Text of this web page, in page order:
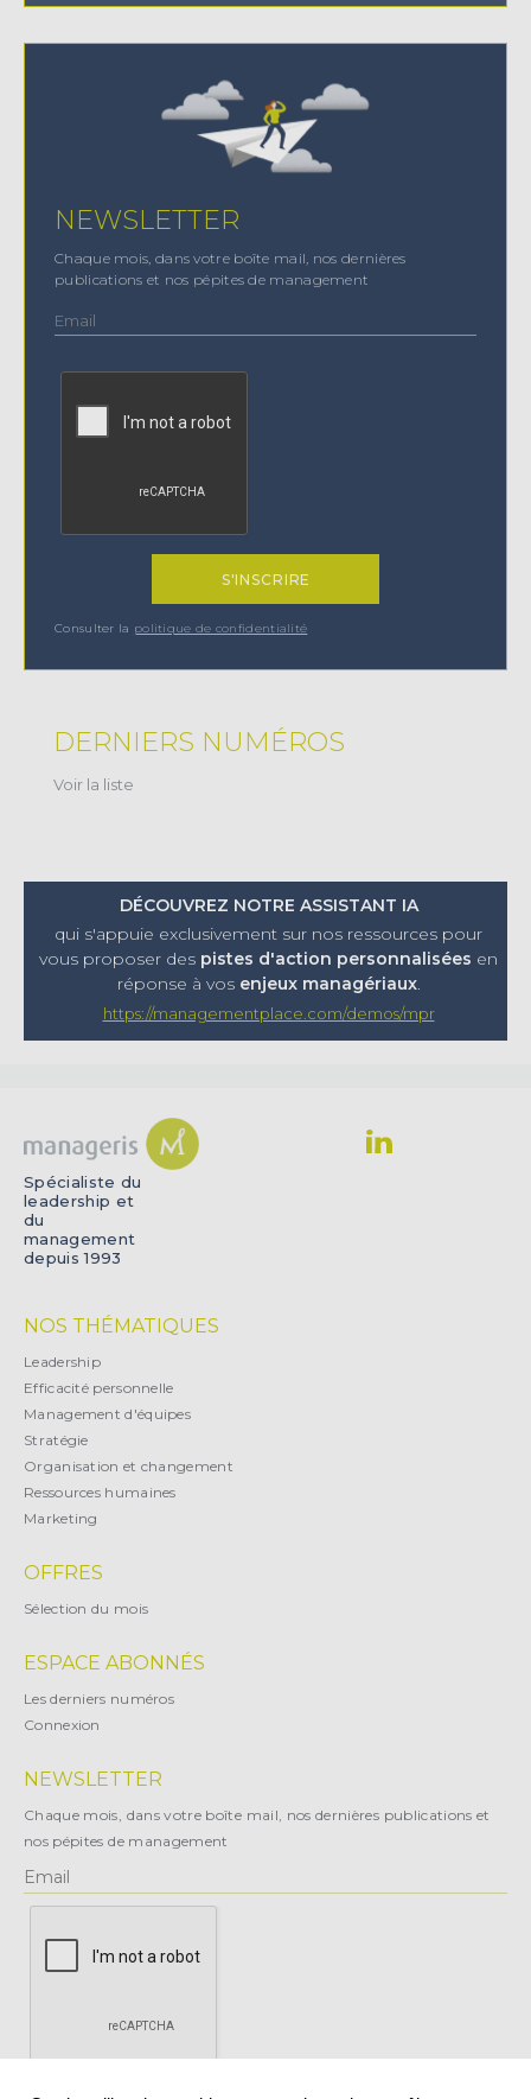
NEWSLETTER
Chaque mois, dans votre boîte mail, nos dernières
publications et nos pépites de management
Consulter la politique de confidentialité
DERNIERS NUMÉROS
Voir la liste
DÉCOUVREZ NOTRE ASSISTANT IA
qui s'appuie exclusivement sur nos ressources pour
vous proposer des pistes d'action personnalisées en
réponse à vos enjeux managériaux.
https://managementplace.com/demos/mpr
Spécialiste du
leadership et
du
management
depuis 1993
NOS THÉMATIQUES
Leadership
Efficacité personnelle
Management d'équipes
Stratégie
Organisation et changement
Ressources humaines
Marketing
OFFRES
Sélection du mois
ESPACE ABONNÉS
Les derniers numéros
Connexion
NEWSLETTER
Chaque mois, dans votre boîte mail, nos dernières publications et
nos pépites de management